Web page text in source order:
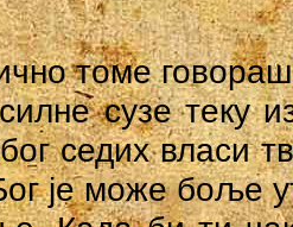
томе
сузе теку
седих власи
је може боље